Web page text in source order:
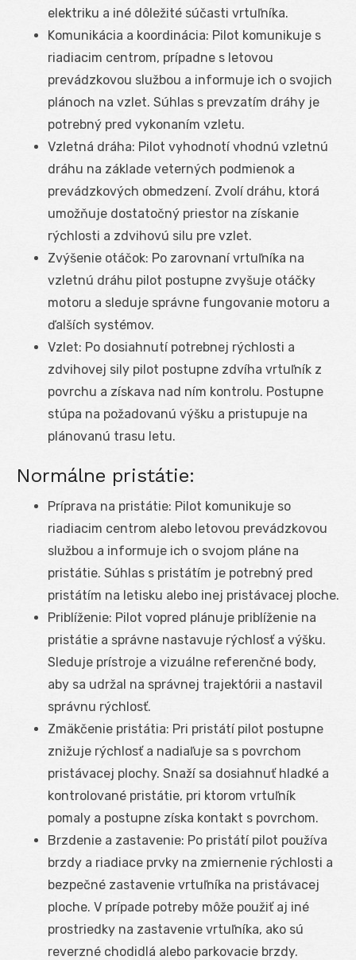
elektriku a iné dôležité súčasti vrtuľníka.
Komunikácia a koordinácia: Pilot komunikuje s
riadiacim centrom, prípadne s letovou
prevádzkovou službou a informuje ich o svojich
plánoch na vzlet. Súhlas s prevzatím dráhy je
potrebný pred vykonaním vzletu.
Vzletná dráha: Pilot vyhodnotí vhodnú vzletnú
dráhu na základe veterných podmienok a
prevádzkových obmedzení. Zvolí dráhu, ktorá
umožňuje dostatočný priestor na získanie
rýchlosti a zdvihovú silu pre vzlet.
Zvýšenie otáčok: Po zarovnaní vrtuľníka na
vzletnú dráhu pilot postupne zvyšuje otáčky
motoru a sleduje správne fungovanie motoru a
ďalších systémov.
Vzlet: Po dosiahnutí potrebnej rýchlosti a
zdvihovej sily pilot postupne zdvíha vrtuľník z
povrchu a získava nad ním kontrolu. Postupne
stúpa na požadovanú výšku a pristupuje na
plánovanú trasu letu.
Normálne pristátie:
Príprava na pristátie: Pilot komunikuje so
riadiacim centrom alebo letovou prevádzkovou
službou a informuje ich o svojom pláne na
pristátie. Súhlas s pristátím je potrebný pred
pristátím na letisku alebo inej pristávacej ploche.
Priblíženie: Pilot vopred plánuje priblíženie na
pristátie a správne nastavuje rýchlosť a výšku.
Sleduje prístroje a vizuálne referenčné body,
aby sa udržal na správnej trajektórii a nastavil
správnu rýchlosť.
Zmäkčenie pristátia: Pri pristátí pilot postupne
znižuje rýchlosť a nadiaľuje sa s povrchom
pristávacej plochy. Snaží sa dosiahnuť hladké a
kontrolované pristátie, pri ktorom vrtuľník
pomaly a postupne získa kontakt s povrchom.
Brzdenie a zastavenie: Po pristátí pilot používa
brzdy a riadiace prvky na zmiernenie rýchlosti a
bezpečné zastavenie vrtuľníka na pristávacej
ploche. V prípade potreby môže použiť aj iné
prostriedky na zastavenie vrtuľníka, ako sú
reverzné chodidlá alebo parkovacie brzdy.